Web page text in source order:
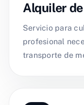
Alquiler
Servicio para
profesional
transporte de